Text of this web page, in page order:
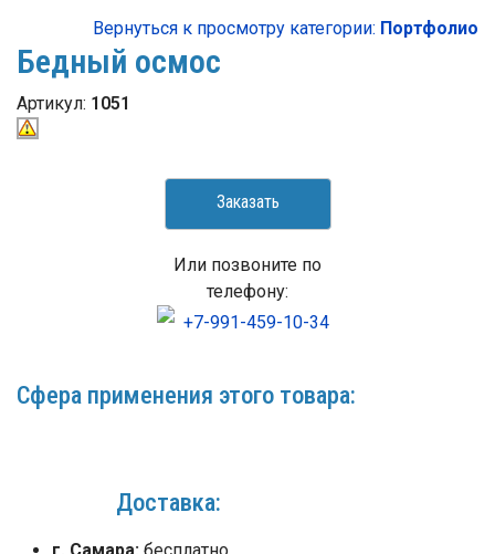
Вернуться к просмотру категории: Портфолио
Бедный осмос
Артикул: 1051
Заказать
Или позвоните по
телефону:
+7-991-459-10-34
Сфера применения этого товара:
Доставка: